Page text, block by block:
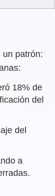
un patrón:
18% de
del
del
a